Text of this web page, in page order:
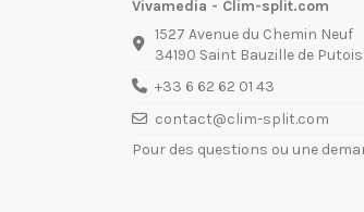
Vivamedia - Clim-split.com
1527 Avenue du Chemin Neuf
34190 Saint Bauzille de Putois
+33 6 62 62 01 43
contact@clim-split.com
Pour des questions ou une